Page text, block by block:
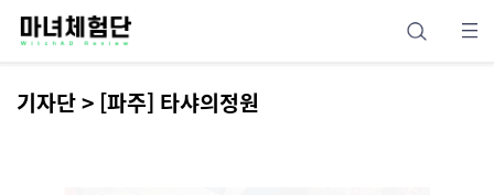
기자단 > [파주] 타샤의정원